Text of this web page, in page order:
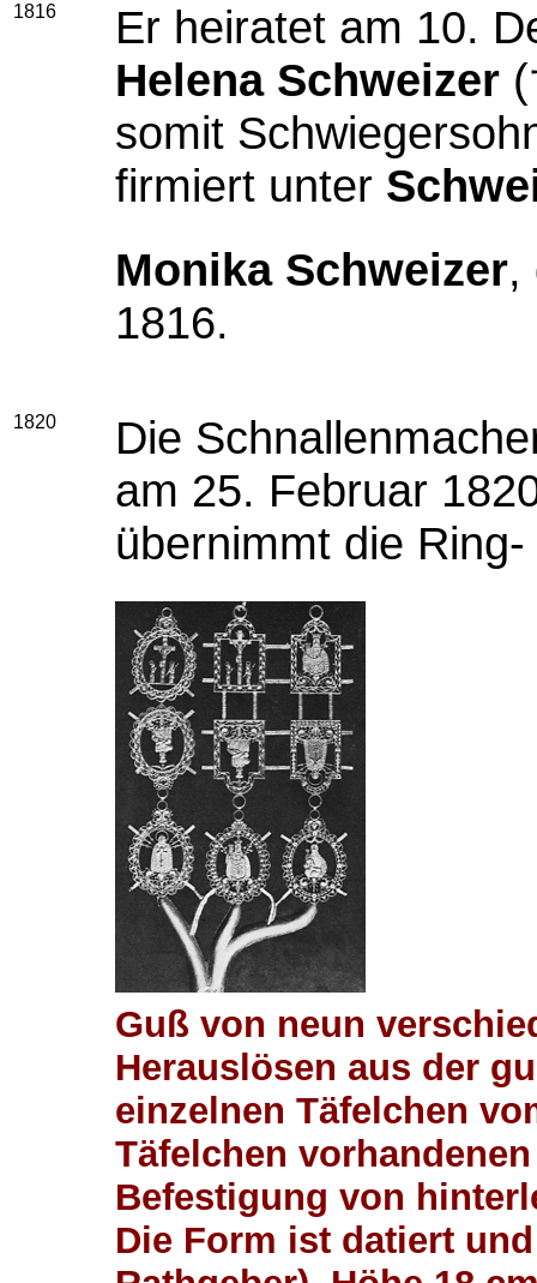
1816
Er heiratet am 10.
Helena Schweizer
somit
firmiert unter
Monika Schweizer,
1816.
1820
Die
am 25. Februar
übernimmt die
Guß von neun
Herauslösen aus der
einzelnen Täfelchen
Täfelchen
Befestigung von
Die Form ist datiert